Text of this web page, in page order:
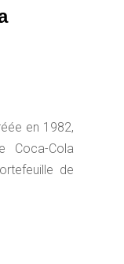
en 1982,
Coca-Cola
de